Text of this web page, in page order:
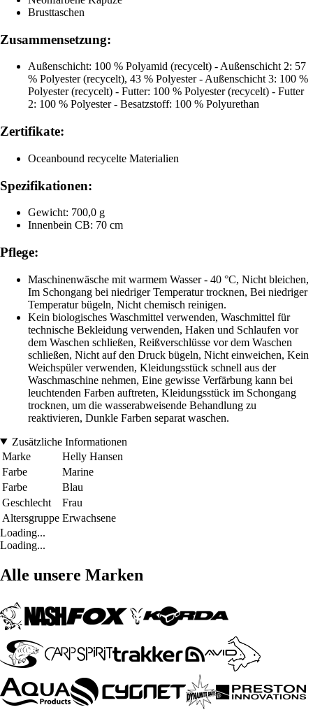
Brusttaschen
Zusammensetzung:
Außenschicht: 100 % Polyamid (recycelt) - Außenschicht 2: 57
% Polyester (recycelt), 43 % Polyester - Außenschicht 3: 100 %
Polyester (recycelt) - Futter: 100 % Polyester (recycelt) - Futter
2: 100 % Polyester - Besatzstoff: 100 % Polyurethan
Zertifikate:
Oceanbound recycelte Materialien
Spezifikationen:
Gewicht: 700,0 g
Innenbein CB: 70 cm
Pflege:
Maschinenwäsche mit warmem Wasser - 40 °C, Nicht bleichen,
Im Schongang bei niedriger Temperatur trocknen, Bei niedriger
Temperatur bügeln, Nicht chemisch reinigen.
Kein biologisches Waschmittel verwenden, Waschmittel für
technische Bekleidung verwenden, Haken und Schlaufen vor
dem Waschen schließen, Reißverschlüsse vor dem Waschen
schließen, Nicht auf den Druck bügeln, Nicht einweichen, Kein
Weichspüler verwenden, Kleidungsstück schnell aus der
Waschmaschine nehmen, Eine gewisse Verfärbung kann bei
leuchtenden Farben auftreten, Kleidungsstück im Schongang
trocknen, um die wasserabweisende Behandlung zu
reaktivieren, Dunkle Farben separat waschen.
Zusätzliche Informationen
Marke
Helly Hansen
Farbe
Marine
Farbe
Blau
Geschlecht
Frau
Altersgruppe Erwachsene
Loading...
Loading...
Alle unsere Marken